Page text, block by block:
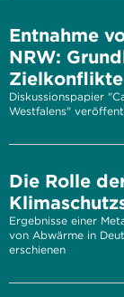
Entnahme
NRW:
Zielkonflikte
Diskussionspapier
Westfalens"
Die Rolle
Ergebnisse einer
von Abwärme in
erschienen